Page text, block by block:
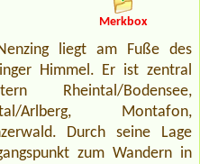
Merkbox
liegt am Fuße des
Himmel. Er ist zentral
Rheintal/Bodensee,
Arlberg, Montafon,
Durch seine Lage
zum Wandern in